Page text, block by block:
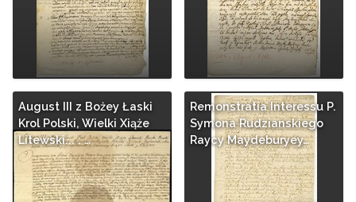
August III z Bożey Łaski
Krol Polski, Wielki Xiąże
Litewski... : …
Remonstratia Interessu P.
Symona Rudzianskiego
Raycy Maydeburyey…